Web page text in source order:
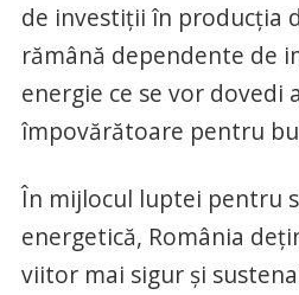
de investiții în producția
rămână dependente de
energie ce se vor dovedi
împovărătoare pentru
În mijlocul luptei pentru
energetică, România
viitor mai sigur și